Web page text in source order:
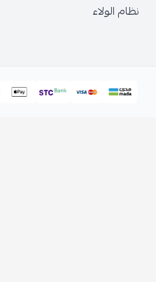
نظام الولاء